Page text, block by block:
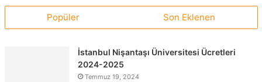
Popüler Son Eklenen
İstanbul Nişantaşı Üniversitesi Ücretleri
2024-2025
Temmuz 19, 2024